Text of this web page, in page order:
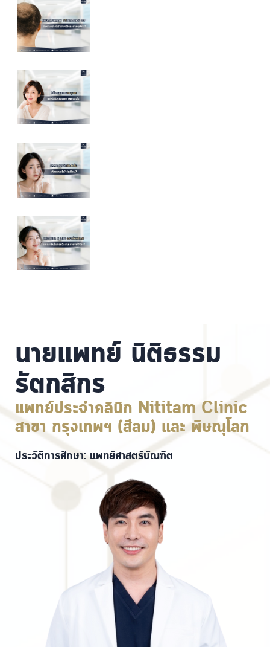
นายแพทย์ นิติธรรม
รัตกสิกร
แพทย์ประจำคลินิก Nititam Clinic
สาขา กรุงเทพฯ (สีลม) และ พิษณุโลก
ประวัติการศึกษา: แพทย์ศาสตร์บัณฑิต